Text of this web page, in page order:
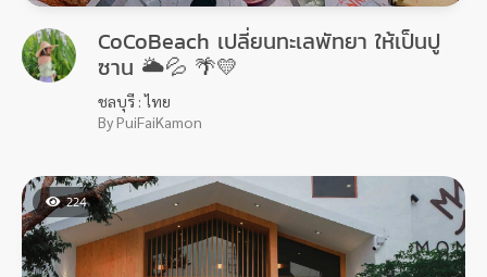
CoCoBeach เปลี่ยนทะเลพัทยา ให้เป็นปู
ซาน 🌥💦 🌴💛
ชลบุรี : ไทย
By PuiFaiKamon
224